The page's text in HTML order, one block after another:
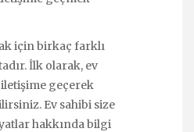
için birkaç farklı
İlk olarak, ev
geçerek
Ev sahibi size
hakkında bilgi